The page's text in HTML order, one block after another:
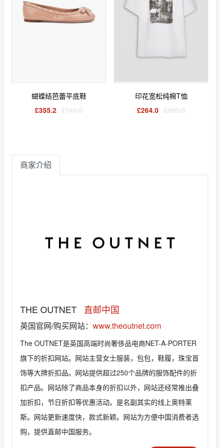
蝴蝶结芭蕾平底鞋
£355.2 £740.0
印花宽松纯棉T恤
£264.0 £550.0
商家介绍
THE OUTNET 直邮中国
英国官网/购买网站： www.theoutnet.com
The OUTNET是英国高端时尚奢侈品电商NET-A-PORTER
旗下的折扣网站。网站主营女士服装，包包，鞋履，珠宝首
饰等大牌折扣品。网站提供超过250个品牌的服饰配件的折
扣产品。网站除了商品本身的折扣以外，网站还经常推出叠
加折扣，节日折扣等优惠活动。是名副其实的线上奥特莱
斯。网站更新速度快，款式新颖。网站为方便中国消费者选
购，提供直邮中国服务。